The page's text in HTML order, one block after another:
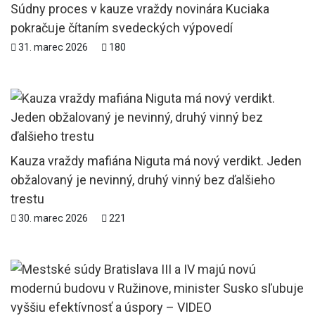
Súdny proces v kauze vraždy novinára Kuciaka
pokračuje čítaním svedeckých výpovedí
31. marec 2026 180
Kauza vraždy mafiána Niguta má nový verdikt. Jeden
obžalovaný je nevinný, druhý vinný bez ďalšieho
trestu
30. marec 2026 221